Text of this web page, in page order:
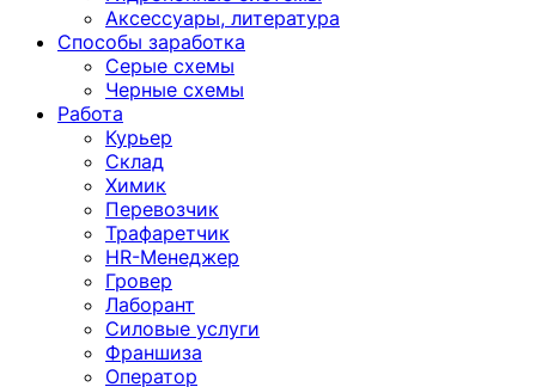
Аксессуары, литература
Способы заработка
Серые схемы
Черные схемы
Работа
Курьер
Склад
Химик
Перевозчик
Трафаретчик
HR-Менеджер
Гровер
Лаборант
Силовые услуги
Франшиза
Оператор